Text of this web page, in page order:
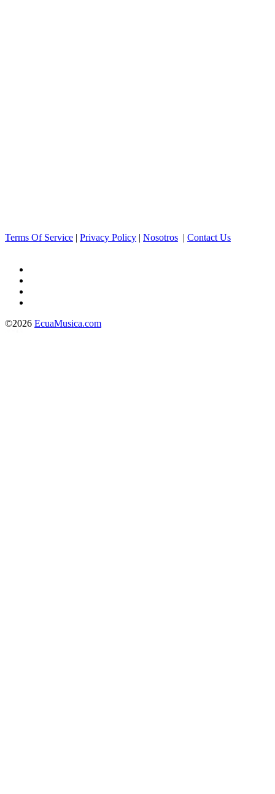
Terms Of Service | Privacy Policy | Nosotros | Contact Us
©2026 EcuaMusica.com